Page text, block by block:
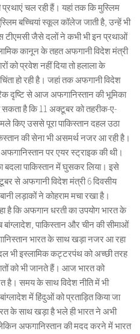
प्रथाएं चल रही हैं। यहां तक कि मुस्लिम
बच्चियां स्कूल कॉलेज जाती है, उन्हें भी
टीएमसी जैसे दलों ने कभी भी इन प्रथाओं
कानून के तहत अफगानी विदेश मंत्री
को प्रवेश नहीं दिया तो हलाला के
हो रही है। जहां तक अफगानी विदेश
दृष्टि से आज अफगानिस्तान की भूमिका
सकता है कि 11 अक्टूबर को तहरीक-ए-
किए उससे पूरा पाकिस्तान दहल उठा
की सेना भी असमर्थ नजर आ रही है।
पर एयर स्ट्राइक की थी।
पाकिस्तान में घुसकर लिया। इसे
से अफगानी विदेश मंत्री 6 दिवसीय
लड़ाकों ने कोहराम मचा रखा है।
है कि अफगान धरती का उपयोग भारत के
बांग्लादेश, पाकिस्तान और चीन की सीमाओं
भारत के साथ खड़ा नजर आ रहा
भी इस्लामिक कट्टरपंथ को अच्छी तरह
को भी जानते हैं। आज भारत को
है। समय के साथ विदेश नीति में भी
में हिंदुओं को प्रताड़ित किया जा
के साथ खड़ा है भले ही भारत ने अभी
लेकिन अफगानिस्तान की मदद करने में भारत